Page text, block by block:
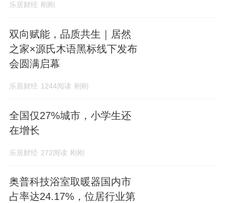
乐居财经 刚刚
双向赋能，品质共生｜居然
之家×源氏木语黑标线下发布
会圆满启幕
乐居财经 1244阅读 刚刚
全国仅27%城市，小学生还
在增长
乐居财经 272阅读 刚刚
奥普科技浴室取暖器国内市
占率达24.17%，位居行业第